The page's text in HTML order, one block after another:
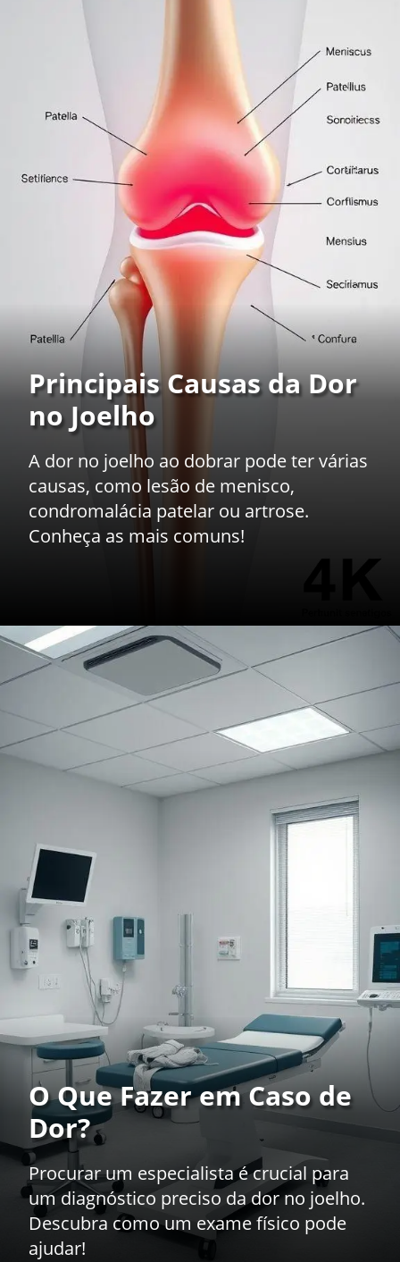
Principais Causas da Dor
no Joelho
A dor no joelho ao dobrar pode ter várias
causas, como lesão de menisco,
condromalácia patelar ou artrose.
Conheça as mais comuns!
Opening
O Que Fazer em Caso de
Dor?
Procurar um especialista é crucial para
um diagnóstico preciso da dor no joelho.
Descubra como um exame físico pode
ajudar!